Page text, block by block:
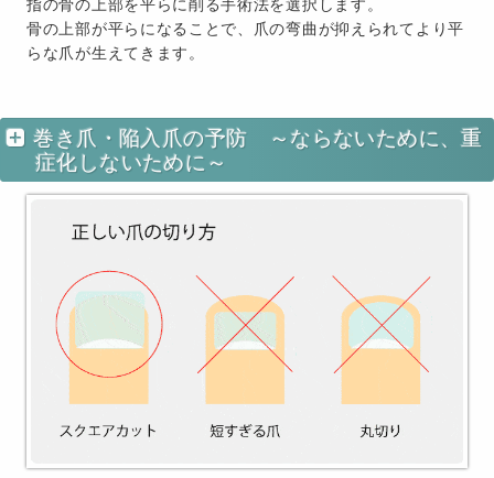
指の骨の上部を平らに削る手術法を選択します。
骨の上部が平らになることで、爪の弯曲が抑えられてより平
らな爪が生えてきます。
巻き爪・陥入爪の予防 ～ならないために、重
症化しないために～